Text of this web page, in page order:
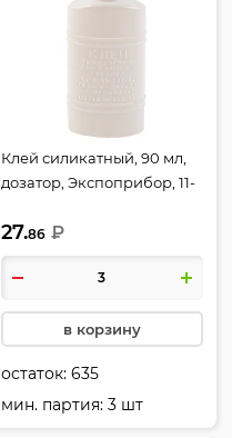
Клей силикатный, 90 мл,
дозатор, Экспоприбор, 11-
27.86 ₽
в корзину
остаток:635
мин. партия: 3 шт